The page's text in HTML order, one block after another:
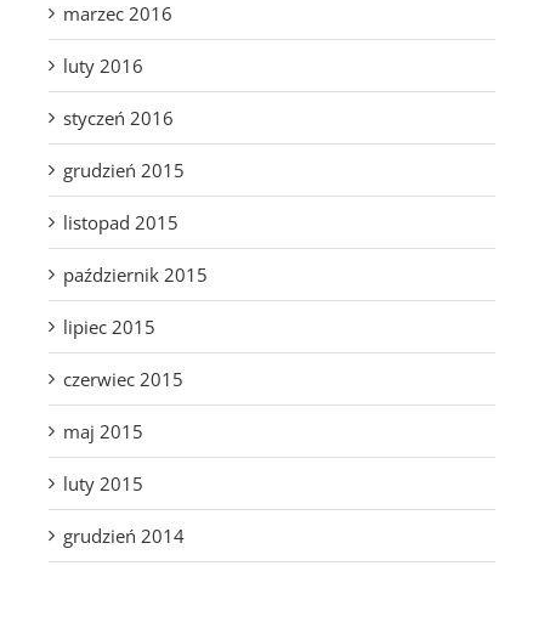
marzec 2016
luty 2016
styczeń 2016
grudzień 2015
listopad 2015
październik 2015
lipiec 2015
czerwiec 2015
maj 2015
luty 2015
grudzień 2014